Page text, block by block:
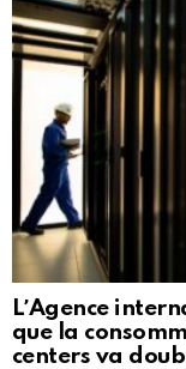
LʼAgence
que la
centers va